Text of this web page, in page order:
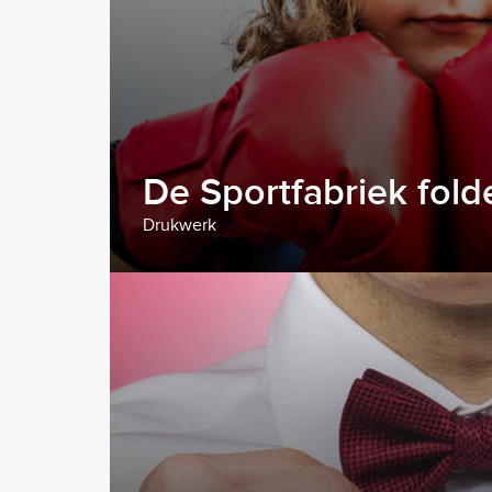
De Sportfabriek
Drukwerk